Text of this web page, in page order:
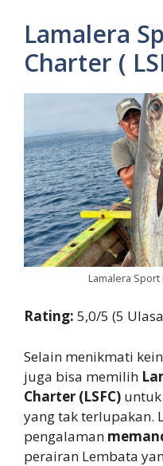
Lamalera
Charter (
Lamalera Sport
Rating: 5,0/5 (5
Selain menikmati
juga bisa memilih
Charter (LSFC)
yang tak terlupakan.
pengalaman
perairan Lembata